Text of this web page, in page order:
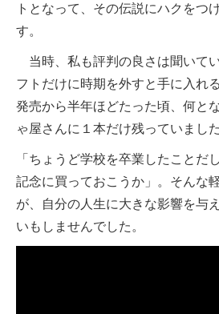
トとなって、その伝説にハクをつ
す。
当時、私も評判の良さは聞いて
フトだけに時期を外すと手に入れ
発売から半年ほどたった頃、何と
ゃ屋さんに１本だけ残っていました
「ちょうど学校を卒業したことだ
記念に買っておこうか」。そんな
が、自分の人生に大きな影響を与
いもしませんでした。